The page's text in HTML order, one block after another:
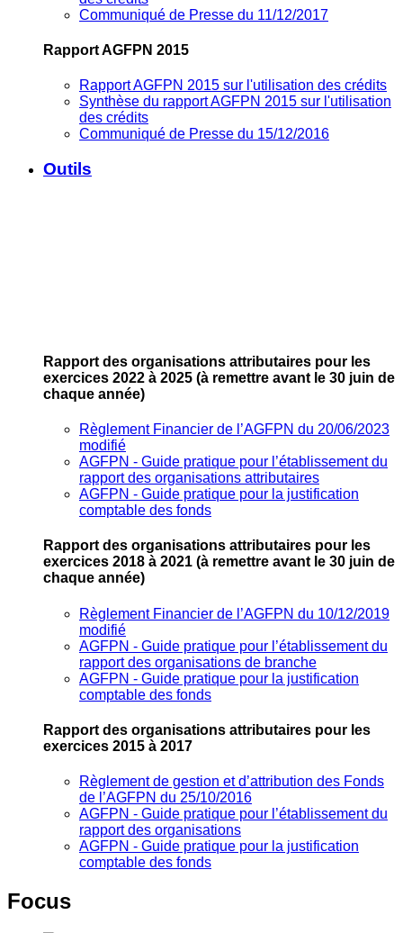
Communiqué de Presse du 11/12/2017
Rapport AGFPN 2015
Rapport AGFPN 2015 sur l'utilisation des crédits
Synthèse du rapport AGFPN 2015 sur l'utilisation
des crédits
Communiqué de Presse du 15/12/2016
Outils
Rapport des organisations attributaires pour les
exercices 2022 à 2025 (à remettre avant le 30 juin de
chaque année)
Règlement Financier de l’AGFPN du 20/06/2023
modifié
AGFPN ‐ Guide pratique pour l’établissement du
rapport des organisations attributaires
AGFPN ‐ Guide pratique pour la justification
comptable des fonds
Rapport des organisations attributaires pour les
exercices 2018 à 2021 (à remettre avant le 30 juin de
chaque année)
Règlement Financier de l’AGFPN du 10/12/2019
modifié
AGFPN ‐ Guide pratique pour l’établissement du
rapport des organisations de branche
AGFPN ‐ Guide pratique pour la justification
comptable des fonds
Rapport des organisations attributaires pour les
exercices 2015 à 2017
Règlement de gestion et d’attribution des Fonds
de l’AGFPN du 25/10/2016
AGFPN ‐ Guide pratique pour l’établissement du
rapport des organisations
AGFPN ‐ Guide pratique pour la justification
comptable des fonds
Focus